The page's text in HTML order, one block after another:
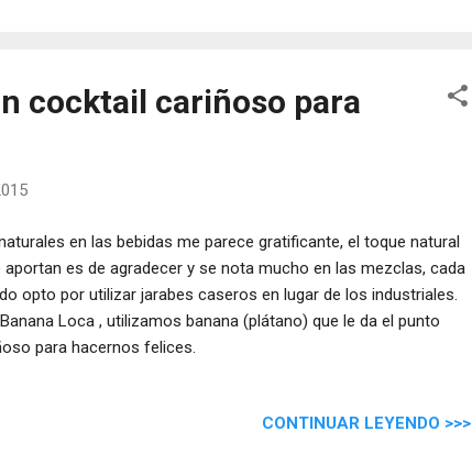
cocktail cariñoso para
en las bebidas me parece gratificante, el toque natural
aportan es de agradecer y se nota mucho en las mezclas, cada
opto por utilizar jarabes caseros en lugar de los industriales.
Loca , utilizamos banana (plátano) que le da el punto
para hacernos felices.
CONTINUAR LEYENDO >>>